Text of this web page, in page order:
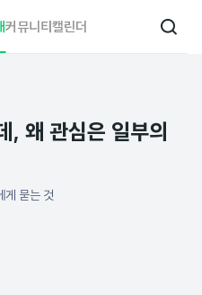
커뮤니티캘린더
검
, 왜 관심은 일부의
게 묻는 것